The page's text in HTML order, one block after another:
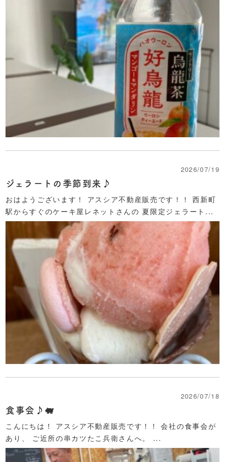
2026/07/19
ジェラートの季節到来♪
おはようございます！ アスシア不動産販売です！！ 西新町
駅からすぐのケーキ屋レネットさんの 夏限定ジェラート...
2026/07/18
食事会♪🐖
こんにちは！ アスシア不動産販売です！！ 会社の食事会が
あり、 ご近所の串カツたこ兵衛さんへ。 ...